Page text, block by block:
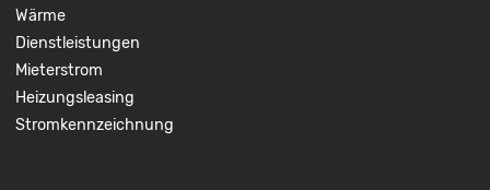
Wärme
Dienstleistungen
Mieterstrom
Heizungsleasing
Stromkennzeichnung